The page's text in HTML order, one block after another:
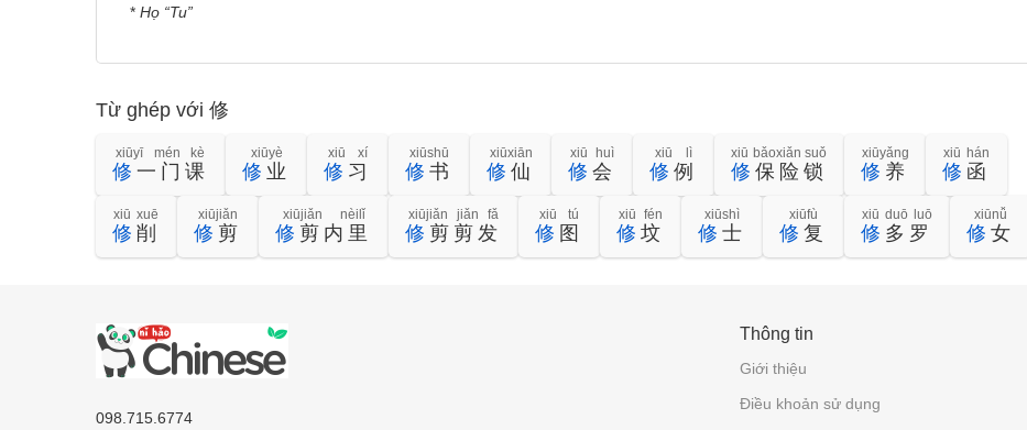
* Họ “Tu”
Từ ghép với 修
修 一门课
xiūyī mén kè
修 业
xiūyè
修 习
xiū xí
修 书
xiūshū
修 仙
xiūxiān
修 会
xiū huì
修 例
xiū lì
修 保险锁
xiū bǎoxiǎn suǒ
修 养
xiūyǎng
修 函
xiū hán
修 削
xiū xuē
修 剪
xiūjiǎn
修 剪内里
xiūjiǎn nèilǐ
修 剪剪发
xiūjiǎn jiǎn fǎ
修 图
xiū tú
修 坟
xiū fén
修 士
xiūshì
修 复
xiūfù
修 多罗
xiū duō luō
修 女
xiūnǚ
098.715.6774
Thông tin
Giới thiệu
Điều khoản sử dụng